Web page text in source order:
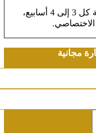
يستفيد معظم الأشخاص من جلسة كل 3 إلى 4 أسابيع،
الاختصاصي.
مجانية